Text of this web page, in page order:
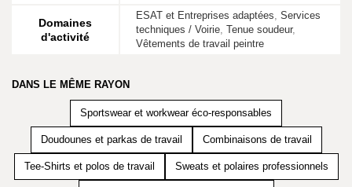
Domaines
d'activité
ESAT et Entreprises adaptées, Services
techniques / Voirie, Tenue soudeur,
Vêtements de travail peintre
DANS LE MÊME RAYON
Sportswear et workwear éco-responsables
Doudounes et parkas de travail Combinaisons de travail
Tee-Shirts et polos de travail Sweats et polaires professionnels